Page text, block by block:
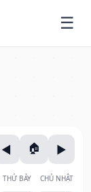
THỨ BẢY CHỦ NHẬT